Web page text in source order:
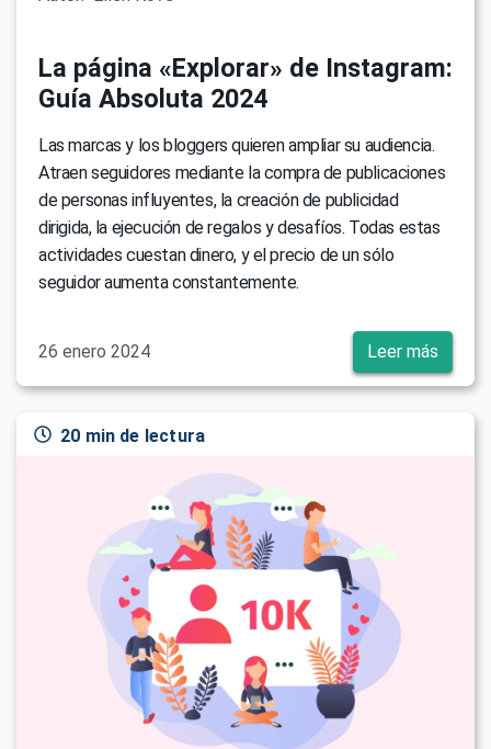
La página «Explorar» de Instagram:
Guía Absoluta 2024
Las marcas y los bloggers quieren ampliar su audiencia.
Atraen seguidores mediante la compra de publicaciones
de personas influyentes, la creación de publicidad
dirigida, la ejecución de regalos y desafíos. Todas estas
actividades cuestan dinero, y el precio de un sólo
seguidor aumenta constantemente.
26 enero 2024 Leer más
20 min de lectura